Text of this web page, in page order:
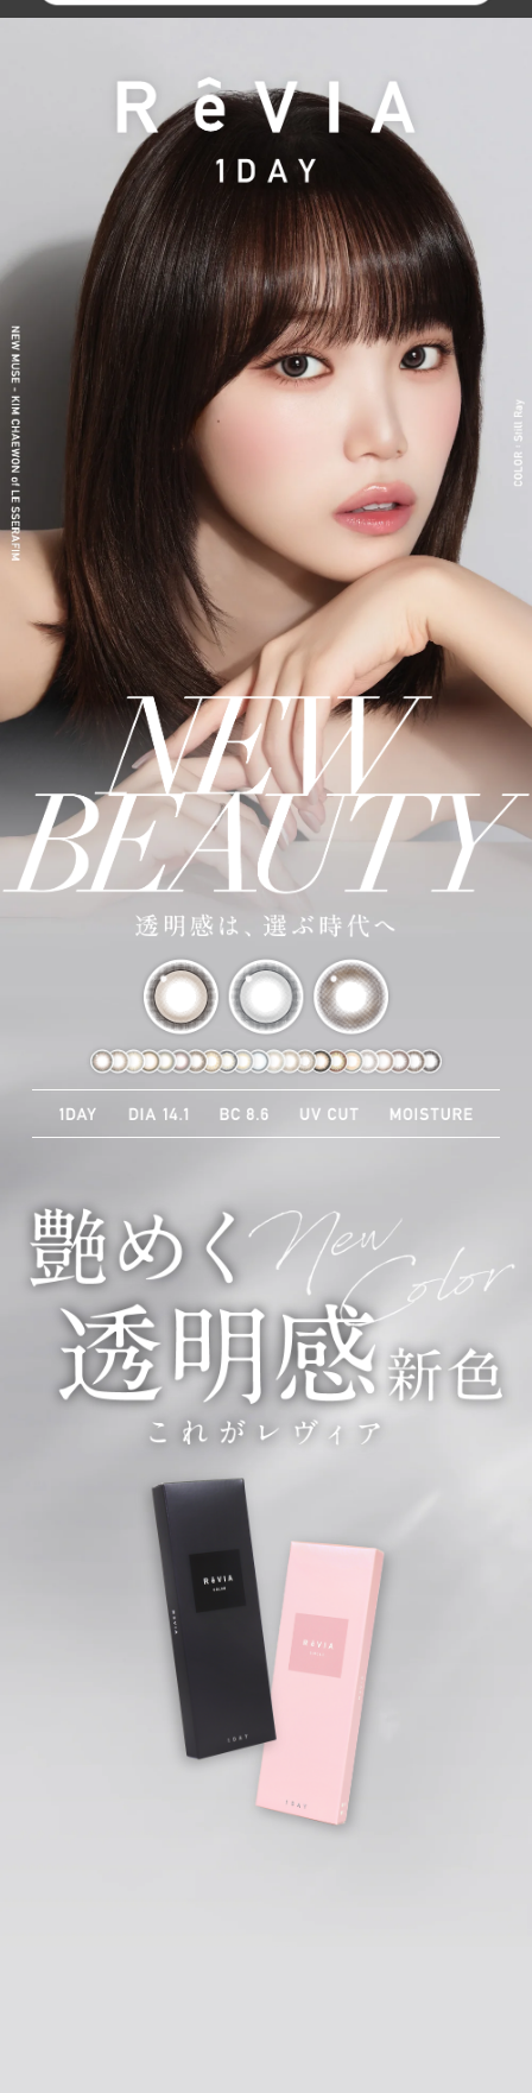
し、イメージを一新しました。
新シリーズとして、CLEAR 2week（クリアツーウィーク）／CLE
AR TORIC（クリアトーリック）も誕生し、さらに充実したライ
裸眼風のナチュラルデザインから、さりげなく盛れるタイプ、普
段使いに最適なサークルレンズ、クリアコンタクトレンズまで、
豊富なバリエーションで多くの方々の瞳に寄り添い続けていま
す。